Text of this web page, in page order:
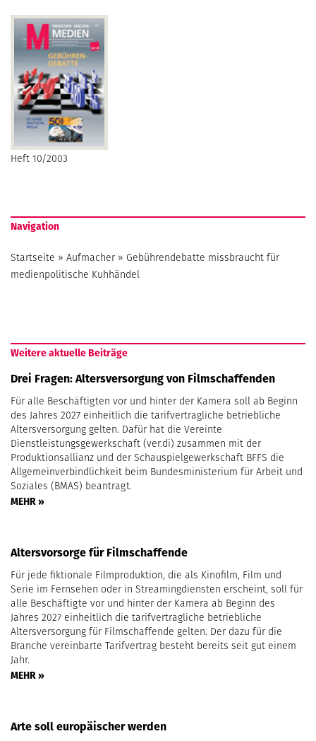
Heft 10/2003
Navigation
Startseite » Aufmacher » Gebührendebatte missbraucht für
medienpolitische Kuhhändel
Weitere aktuelle Beiträge
Drei Fragen: Altersversorgung von Filmschaffenden
Für alle Beschäftigten vor und hinter der Kamera soll ab Beginn
des Jahres 2027 einheitlich die tarifvertragliche betriebliche
Altersversorgung gelten. Dafür hat die Vereinte
Dienstleistungsgewerkschaft (ver.di) zusammen mit der
Produktionsallianz und der Schauspielgewerkschaft BFFS die
Allgemeinverbindlichkeit beim Bundesministerium für Arbeit und
Soziales (BMAS) beantragt.
MEHR »
Altersvorsorge für Filmschaffende
Für jede fiktionale Filmproduktion, die als Kinofilm, Film und
Serie im Fernsehen oder in Streamingdiensten erscheint, soll für
alle Beschäftigte vor und hinter der Kamera ab Beginn des
Jahres 2027 einheitlich die tarifvertragliche betriebliche
Altersversorgung für Filmschaffende gelten. Der dazu für die
Branche vereinbarte Tarifvertrag besteht bereits seit gut einem
Jahr.
MEHR »
Arte soll europäischer werden